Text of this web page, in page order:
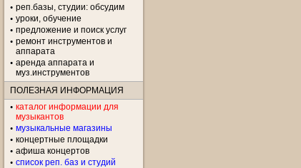
реп.базы, студии: обсудим
уроки, обучение
предложение и поиск услуг
ремонт инструментов и
аппарата
аренда аппарата и
муз.инструментов
ПОЛЕЗНАЯ ИНФОРМАЦИЯ
каталог информации для
музыкантов
музыкальные магазины
концертные площадки
aфиша концертов
список реп. баз и студий